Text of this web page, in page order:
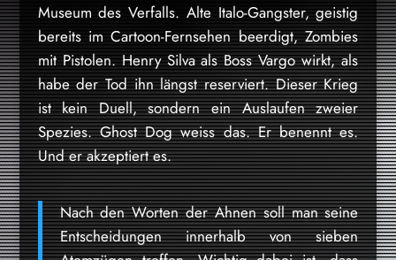
Museum des Verfalls. Alte Italo-Gangster, geistig
bereits im Cartoon-Fernsehen beerdigt, Zombies
mit Pistolen. Henry Silva als Boss Vargo wirkt, als
habe der Tod ihn längst reserviert. Dieser Krieg
ist kein Duell, sondern ein Auslaufen zweier
Spezies. Ghost Dog weiss das. Er benennt es.
Und er akzeptiert es.
Nach den Worten der Ahnen soll man seine
Entscheidungen innerhalb von sieben